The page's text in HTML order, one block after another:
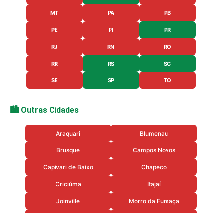
MT PA PB
PE PI PR
RJ RN RO
RR RS SC
SE SP TO
🏙️ Outras Cidades
Araquari Blumenau
Brusque Campos Novos
Capivari de Baixo Chapeco
Criciúma Itajaí
Joinville Morro da Fumaça